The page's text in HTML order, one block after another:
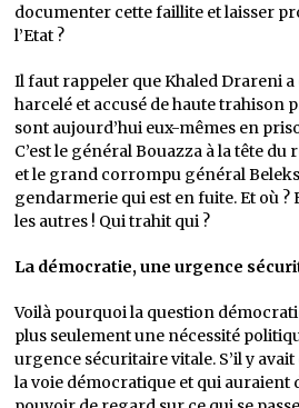
documenter cette faillite et laisser
l’Etat ?
Il faut rappeler que Khaled Drareni
harcelé et accusé de haute trahison
sont aujourd’hui eux-mêmes en
C’est le général Bouazza à la tête
et le grand corrompu général
gendarmerie qui est en fuite. Et où ?
les autres ! Qui trahit qui ?
La démocratie, une urgence
Voilà pourquoi la question
plus seulement une nécessité
urgence sécuritaire vitale. S’il y
la voie démocratique et qui auraient